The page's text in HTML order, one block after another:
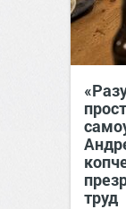
труд